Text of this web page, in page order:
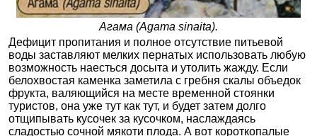
Агама (Agama sinaita).
Дефицит пропитания и полное отсутствие питьевой
воды заставляют мелких пернатых использовать любую
возможность наесться досыта и утолить жажду. Если
белохвостая каменка заметила с гребня скалы объедок
фрукта, валяющийся на месте временной стоянки
туристов, она уже тут как тут, и будет затем долго
отщипывать кусочек за кусочком, наслаждаясь
сладостью сочной мякоти плода. А вот короткопалые